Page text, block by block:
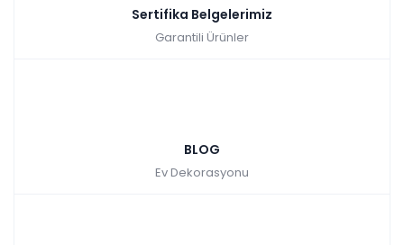
Tüm kartlara vade farksız
Sertifika Belgelerimiz
Garantili Ürünler
BLOG
Ev Dekorasyonu